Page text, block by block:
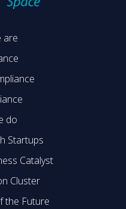
are
do
Startups
Catalyst
Cluster
the Future